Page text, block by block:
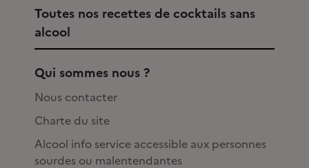
Toutes nos recettes de cocktails sans
alcool
Qui sommes nous ?
Nous contacter
Charte du site
Alcool info service accessible aux personnes
sourdes ou malentendantes